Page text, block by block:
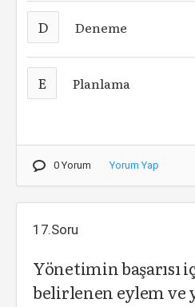
D Deneme
E Planlama
0 Yorum Yorum Yap
17.Soru
Yönetimin başarısı
belirlenen eylem ve